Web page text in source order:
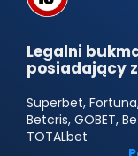
Legalni
posiadający
Superbet, Fortuna,
Betcris, GOBET,
TOTALbet